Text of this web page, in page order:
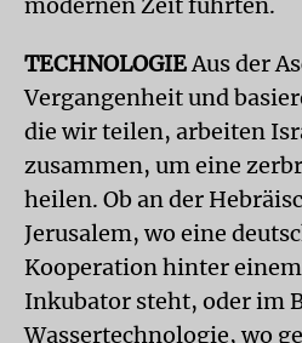
TECHNOLOGIE Aus der
Vergangenheit und
die wir teilen, arbeiten
zusammen, um eine
heilen. Ob an der
Jerusalem, wo eine
Kooperation hinter
Inkubator steht, oder im
Wassertechnologie, wo